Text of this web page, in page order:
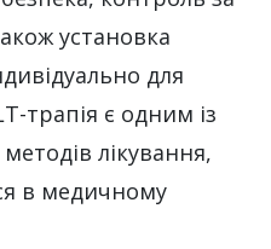
установка
для
трапія є одним із
лікування,
в медичному